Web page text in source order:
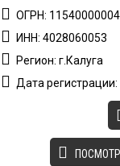
ОГРН:
ИНН: 4028060053
Регион: г.Калуга
Дата регистрации: